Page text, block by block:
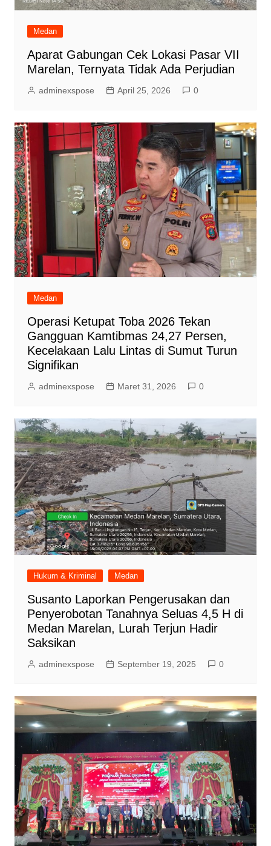
Medan
Aparat Gabungan Cek Lokasi Pasar VII
Marelan, Ternyata Tidak Ada Perjudian
adminexspose April 25, 2026 0
Medan
Operasi Ketupat Toba 2026 Tekan
Gangguan Kamtibmas 24,27 Persen,
Kecelakaan Lalu Lintas di Sumut Turun
Signifikan
adminexspose Maret 31, 2026 0
Hukum & Kriminal Medan
Susanto Laporkan Pengerusakan dan
Penyerobotan Tanahnya Seluas 4,5 H di
Medan Marelan, Lurah Terjun Hadir
Saksikan
adminexspose September 19, 2025 0